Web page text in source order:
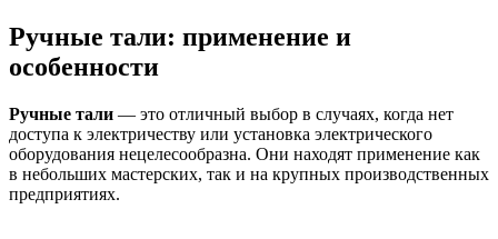
Ручные тали: применение и
особенности
Ручные тали — это отличный выбор в случаях, когда нет
доступа к электричеству или установка электрического
оборудования нецелесообразна. Они находят применение как
в небольших мастерских, так и на крупных производственных
предприятиях.